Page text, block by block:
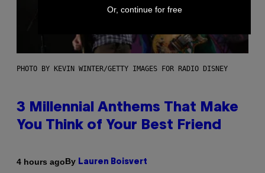
PHOTO BY KEVIN WINTER/GETTY IMAGES FOR RADIO DISNEY
3 Millennial Anthems That Make
You Think of Your Best Friend
4 hours agoBy Lauren Boisvert
Or, continue for free